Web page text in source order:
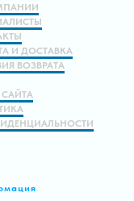
И ДОСТАВКА
ВОЗВРАТА
САЙТА